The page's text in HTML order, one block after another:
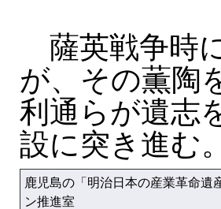
薩英戦争時
が、その薫陶
利通らが遺志
設に突き進む。
鹿児島の「明治日本の産業革命遺
ン推進室